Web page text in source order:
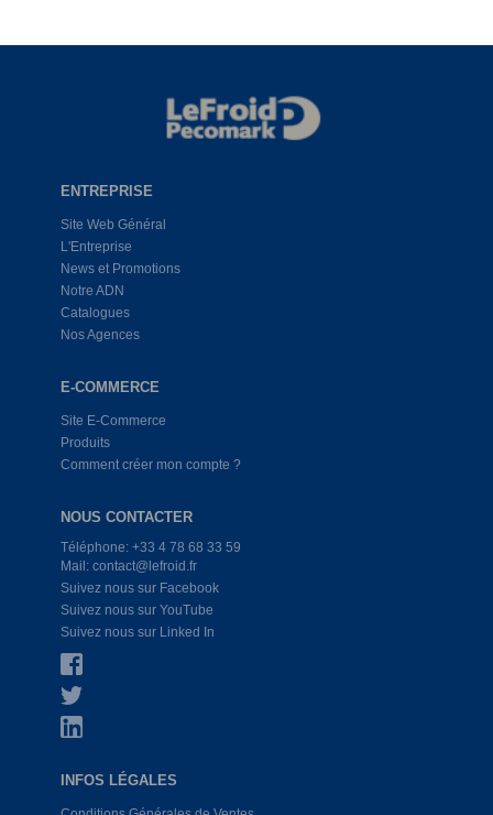
ENTREPRISE
Site Web Général
L'Entreprise
News et Promotions
Notre ADN
Catalogues
Nos Agences
E-COMMERCE
Site E-Commerce
Produits
Comment créer mon compte ?
NOUS CONTACTER
Téléphone: +33 4 78 68 33 59
Mail: contact@lefroid.fr
Suivez nous sur Facebook
Suivez nous sur YouTube
Suivez nous sur Linked In
INFOS LÉGALES